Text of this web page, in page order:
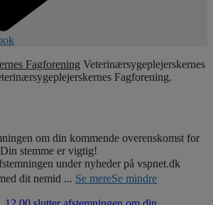
Fagforening Veterinærsygeplejerskernes
Fagforening.
om din kommende overenskomst for
stemme er vigtig!
under nyheder på vspnet.dk
dit nemid ... Se mereSe mindre